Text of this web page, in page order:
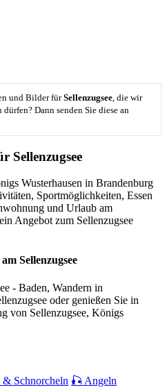
und Bilder fürSellenzugsee , die wir
Dann senden Sie diese an
Sellenzugsee
Wusterhausen in Brandenburg
Sportmöglichkeiten, Essen
und Urlaub am
Angebot zum Sellenzugsee
Sellenzugsee
- Baden, Wandern in
oder genießen Sie in
von Sellenzugsee, Königs
& Schnorcheln 🎣 Angeln